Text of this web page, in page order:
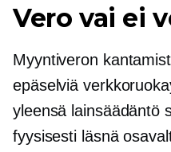
Vero vai ei
Myyntiveron
epäselviä
yleensä lainsäädäntö
fyysisesti läsnä